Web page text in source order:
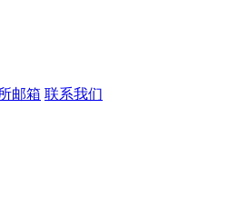
所邮箱 联系我们